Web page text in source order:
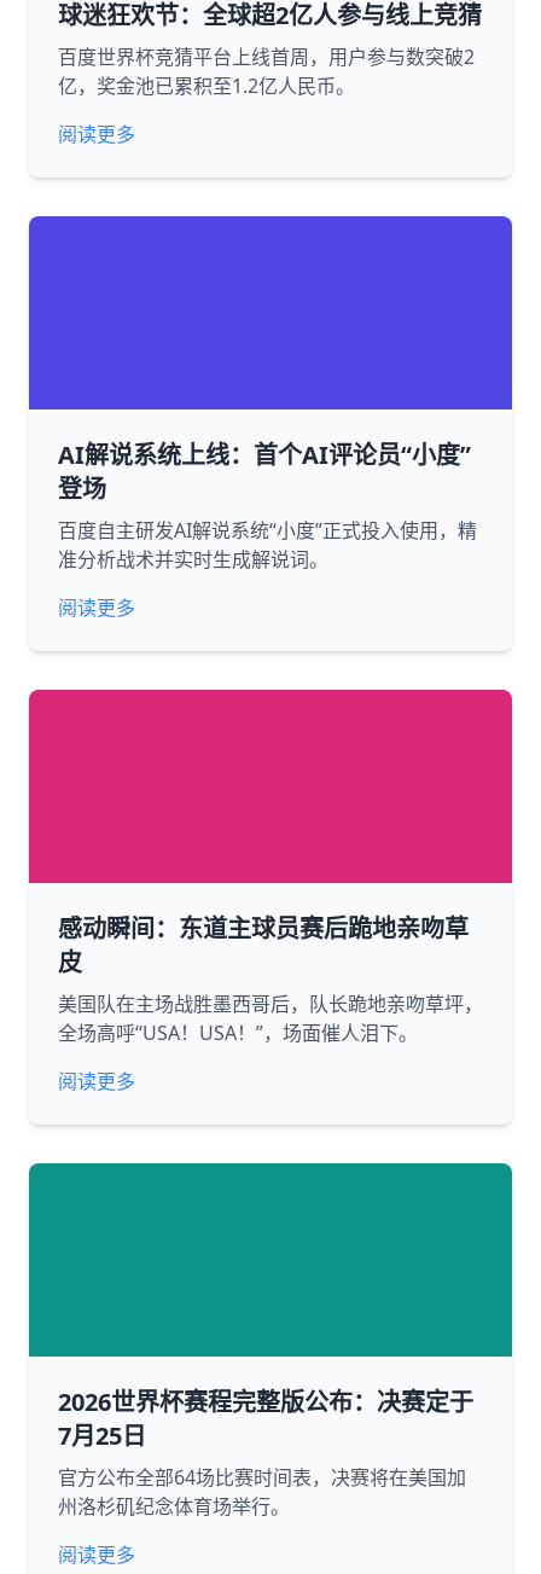
球迷狂欢节：全球超2亿人参与线上竞猜
百度世界杯竞猜平台上线首周，用户参与数突破2
亿，奖金池已累积至1.2亿人民币。
阅读更多
AI解说系统上线：首个AI评论员“小度”
登场
百度自主研发AI解说系统“小度”正式投入使用，精
准分析战术并实时生成解说词。
阅读更多
感动瞬间：东道主球员赛后跪地亲吻草
皮
美国队在主场战胜墨西哥后，队长跪地亲吻草坪，
全场高呼“USA！USA！”，场面催人泪下。
阅读更多
2026世界杯赛程完整版公布：决赛定于
7月25日
官方公布全部64场比赛时间表，决赛将在美国加
州洛杉矶纪念体育场举行。
阅读更多